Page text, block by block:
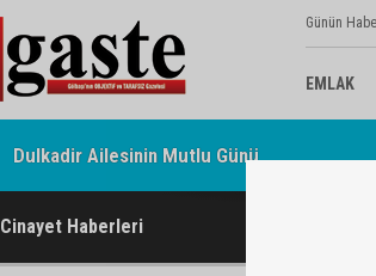
Günün
EMLAK
Dulkadir Ailesinin Mutlu Günü
Cinayet Haberleri